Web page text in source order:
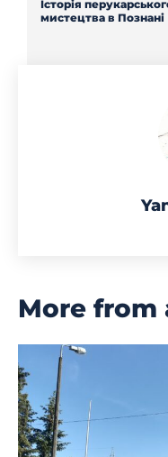
Історія
мистецтва в Познані
More from